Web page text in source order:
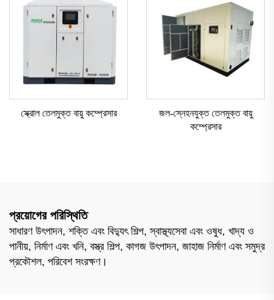
স্ক্রোল তেলমুক্ত বায়ু কম্প্রেসার
জল-স্নেহনযুক্ত তেলমুক্ত বায়ু
কম্প্রেসার
প্রয়োগের পরিস্থিতি
সাধারণ উৎপাদন, শক্তি এবং বিদ্যুৎ শিল্প, স্বাস্থ্যসেবা এবং ওষুধ, খাদ্য ও
পানীয়, নির্মাণ এবং খনি, বস্ত্র শিল্প, কাগজ উৎপাদন, জাহাজ নির্মাণ এবং সমুদ্র
প্রকৌশল, পরিবেশ সংরক্ষণ।